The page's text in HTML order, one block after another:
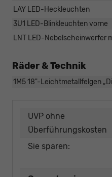
LAY LED-Heckleuchten
3U1 LED-Blinkleuchten vorne
LNT LED-Nebelscheinwerfer
Räder & Technik
1M5 18"-Leichtmetallfelgen
UVP ohne
Überführungskosten
Sie sparen: